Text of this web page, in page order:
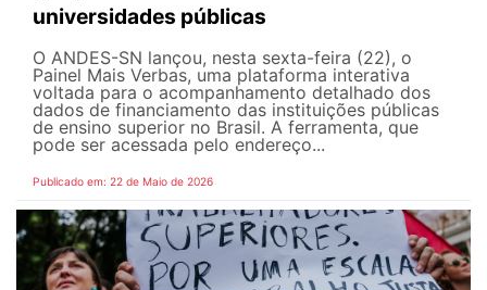
universidades públicas
O ANDES-SN lançou, nesta sexta-feira (22), o
Painel Mais Verbas, uma plataforma interativa
voltada para o acompanhamento detalhado dos
dados de financiamento das instituições públicas
de ensino superior no Brasil. A ferramenta, que
pode ser acessada pelo endereço...
Publicado em: 22 de Maio de 2026